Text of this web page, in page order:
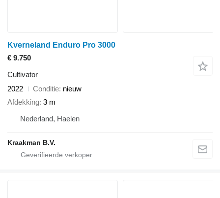
Kverneland Enduro Pro 3000
€ 9.750
Cultivator
2022
Conditie nieuw
Afdekking 3 m
Nederland, Haelen
Kraakman B.V.